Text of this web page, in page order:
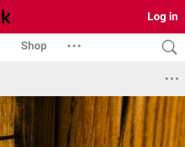
Log in
Shop